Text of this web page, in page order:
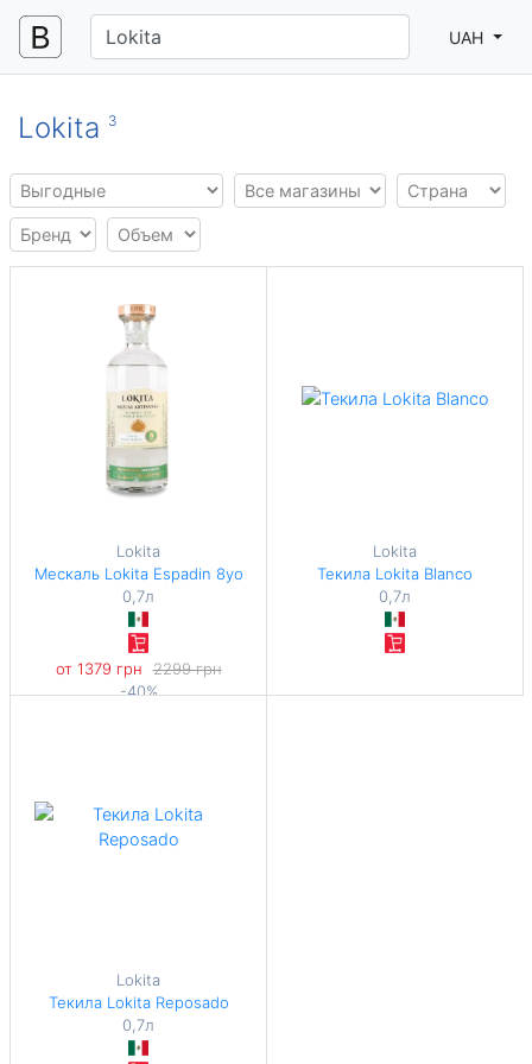
UAH
Lokita 3
Lokita
Мескаль Lokita Espadin 8yo
0,7л
от 1379 грн 2299 грн
-40%
Lokita
Текила Lokita Blanco
0,7л
Lokita
Текила Lokita Reposado
0,7л